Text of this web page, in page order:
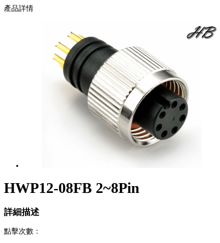
產品詳情
HWP12-08FB 2~8Pin
詳細描述
點擊次數：